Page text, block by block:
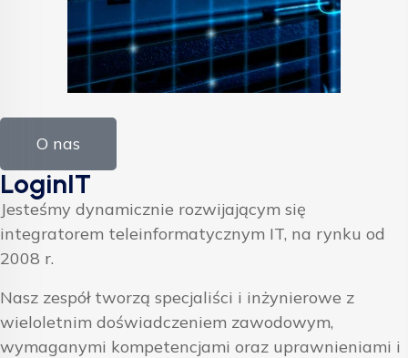
O nas
LoginIT
Jesteśmy dynamicznie rozwijającym się
integratorem teleinformatycznym IT, na rynku od
2008 r.
Nasz zespół tworzą specjaliści i inżynierowe z
wieloletnim doświadczeniem zawodowym,
wymaganymi kompetencjami oraz uprawnieniami i